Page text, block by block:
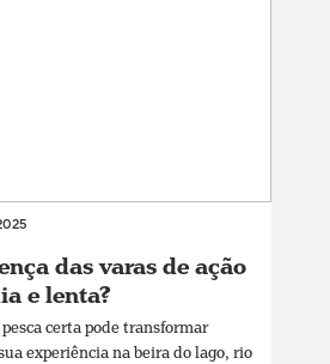
das varas de ação
e lenta?
certa pode transformar
experiência na beira do lago, rio